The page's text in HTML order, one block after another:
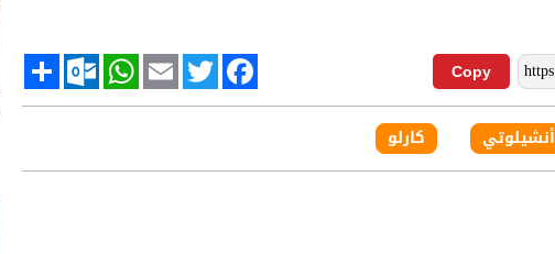
Copy
Facebook
Twitter
Email
WhatsApp
Outlook.com
Share
أنشيلوتي كارلو